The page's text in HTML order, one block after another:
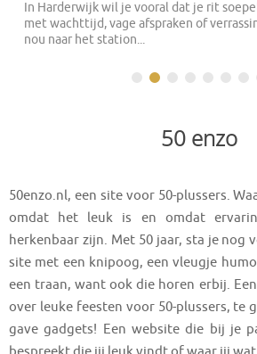
In Harderwijk wil je vooral dat je rit
met wachttijd, vage afspraken of
nou naar het station...
50 enzo
50enzo.nl, een site voor 50-plussers.
omdat het leuk is en omdat
herkenbaar zijn. Met 50 jaar, sta je nog
site met een knipoog, een vleugje
een traan, want ook die horen erbij.
over leuke feesten voor 50-plussers, te
gave gadgets! Een website die bij je